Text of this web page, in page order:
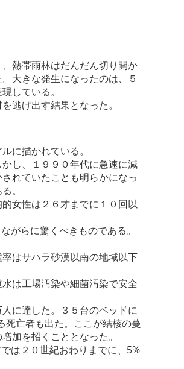
熱帯雨林はだんだん切り開か
大きな発生になったのは、５
している。
逃げ出す結果となった。
に描かれている。
し、１９９０年代に急速に減
れていたことも明らかになっ
。
女性は２６才までに１０回以
がらに驚くべきものである。
はサハラ砂漠以南の地域以下
は工場汚染や細菌汚染で安全
に達した。３５台のベッドに
死亡者も出た。ここが結核の蔓
加を招くこととなった。
は２０世紀おわりまでに、5%